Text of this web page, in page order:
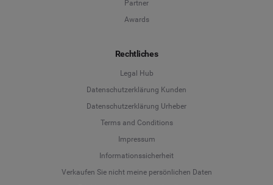
Partner
Awards
Rechtliches
Legal Hub
Datenschutzerklärung Kunden
Datenschutzerklärung Urheber
Terms and Conditions
Impressum
Informationssicherheit
Verkaufen Sie nicht meine persönlichen Daten
Deutsch